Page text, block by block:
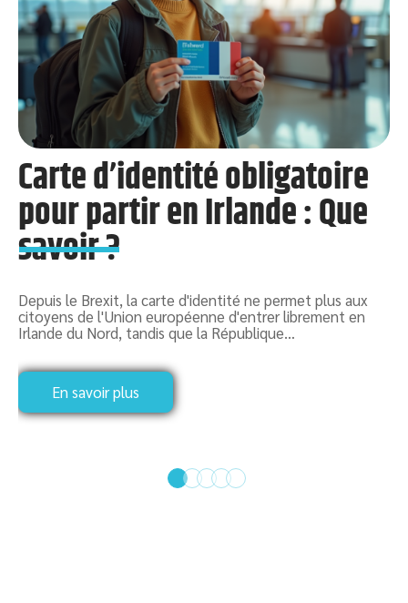
Carte d’identité obligatoire
pour partir en Irlande : Que
savoir ?
Depuis le Brexit, la carte d'identité ne permet plus aux
citoyens de l'Union européenne d'entrer librement en
Irlande du Nord, tandis que la République…
En savoir plus
Hôtel